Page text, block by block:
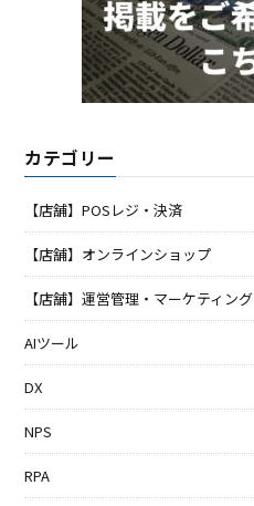
カテゴリー
【店舗】POSレジ・決済
【店舗】オンラインショップ
【店舗】運営管理・マーケティング
AIツール
DX
NPS
RPA